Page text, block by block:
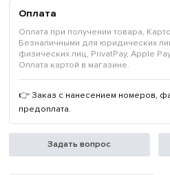
Оплата
Оплата при получении товара,
Безналичными для юридических
физических лиц, PrivatPay, Apple
Оплата картой в магазине.
👉 Заказ с нанесением номеров,
предоплата.
Задать вопрос